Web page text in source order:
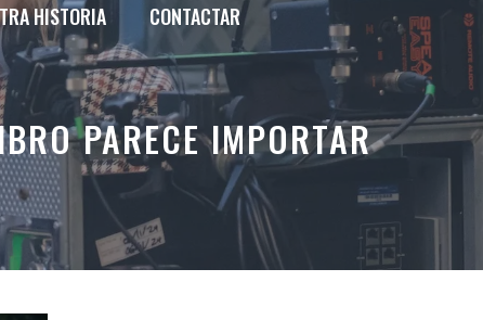
HISTORIA CONTACTAR
PARECE IMPORTAR